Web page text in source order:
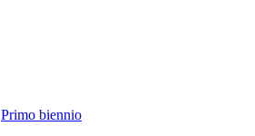
Primo biennio